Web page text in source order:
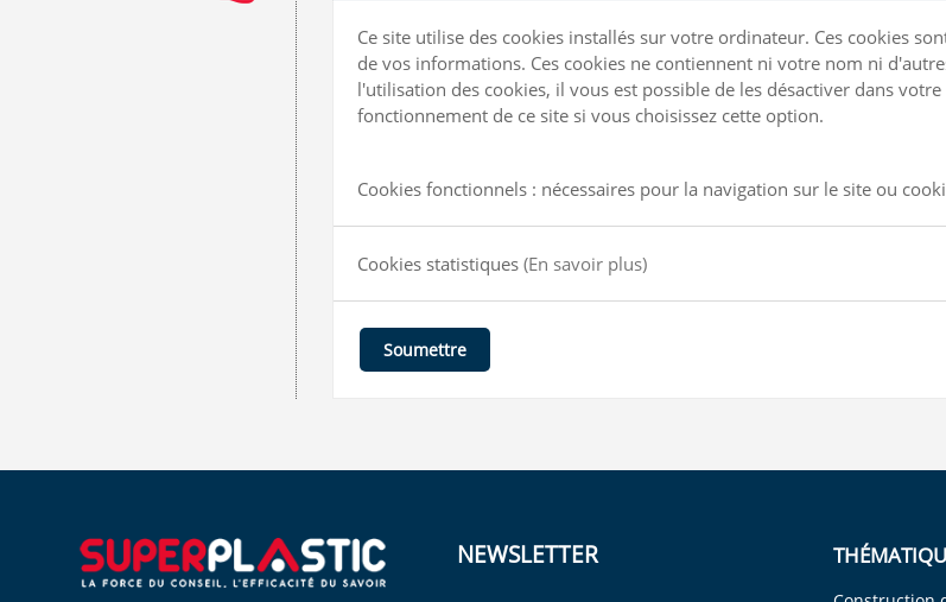
Ce site utilise des cookies installés sur votre ordinateur. Ces cookies
de vos informations. Ces cookies ne contiennent ni votre nom ni
l'utilisation des cookies, il vous est possible de les désactiver dans
fonctionnement de ce site si vous choisissez cette option.
Cookies fonctionnels : nécessaires pour la navigation sur le site ou
Cookies statistiques (En savoir plus)
Soumettre
NEWSLETTER